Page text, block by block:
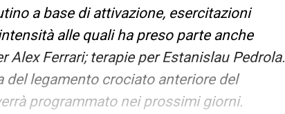
a base di attivazione, esercitazioni
alle quali ha preso parte anche
Ferrari; terapie per Estanislau Pedrola.
del legamento crociato anteriore del
programmato nei prossimi giorni.